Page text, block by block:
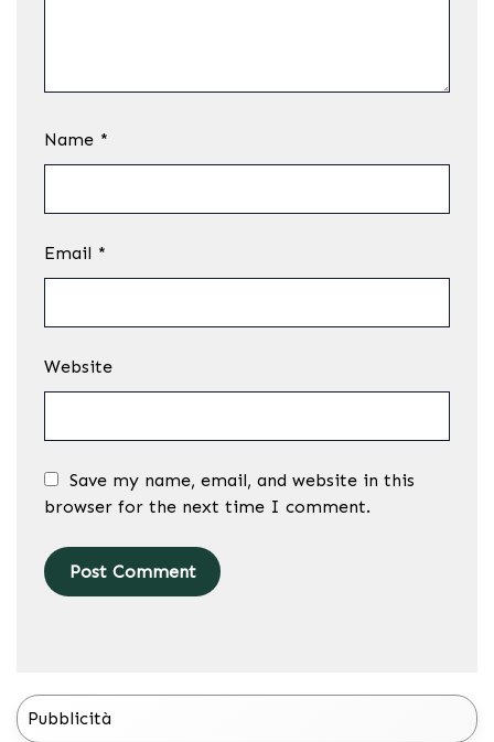
Name *
Email *
Website
Save my name, email, and website in this
browser for the next time I comment.
Pubblicità